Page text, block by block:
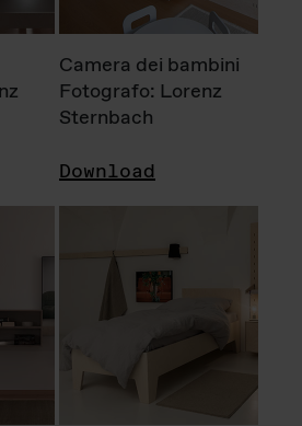
Camera dei bambini
Fotografo: Lorenz
Sternbach
Download